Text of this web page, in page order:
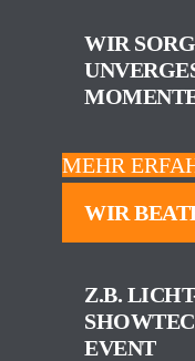
WIR
MEHR
WIR
Z.B.
EVENT